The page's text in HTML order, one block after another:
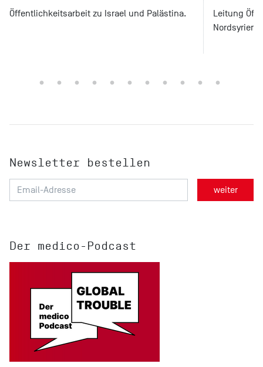
Öffentlichkeitsarbeit zu Israel und Palästina.
Leitung
Nordsyrien
Newsletter bestellen
Der medico-Podcast